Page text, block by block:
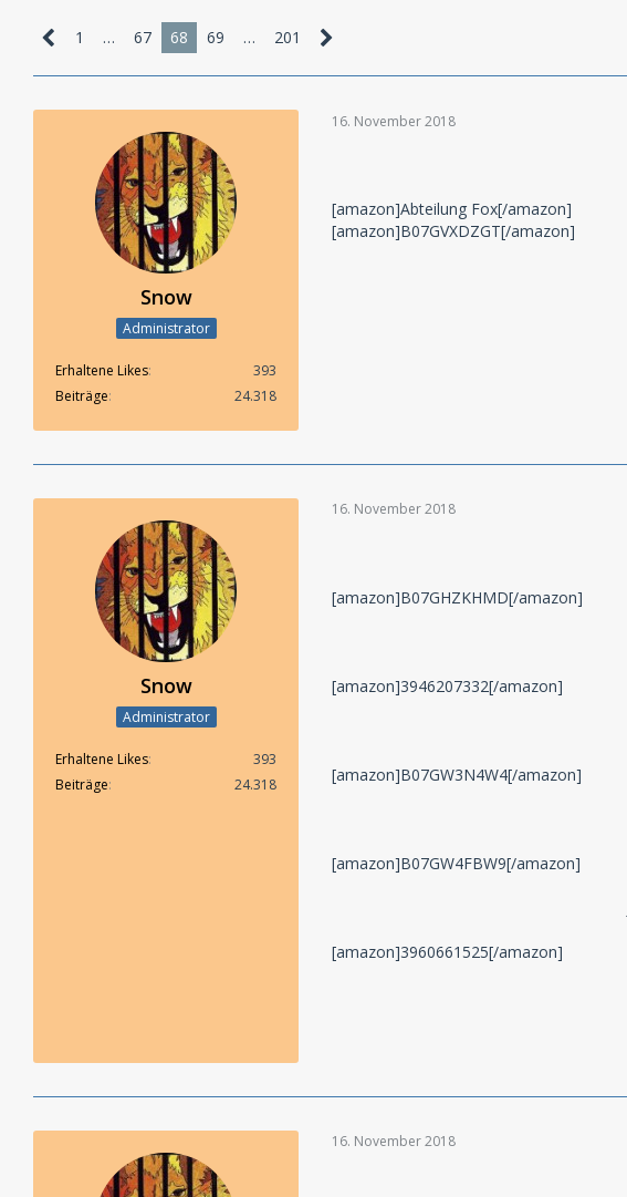
1 … 67 68 69 … 201
Snow
Administrator
Erhaltene Likes
393
Beiträge
24.318
16. November 2018
[amazon]Abteilung Fox[/amazon]
[amazon]B07GVXDZGT[/amazon]
Snow
Administrator
Erhaltene Likes
393
Beiträge
24.318
16. November 2018
[amazon]B07GHZKHMD[/amazon]
[amazon]3946207332[/amazon]
[amazon]B07GW3N4W4[/amazon]
[amazon]B07GW4FBW9[/amazon]
[amazon]3960661525[/amazon]
16. November 2018